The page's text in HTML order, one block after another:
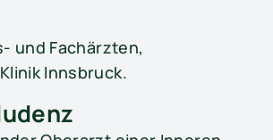
und Fachärzten,
Innsbruck.